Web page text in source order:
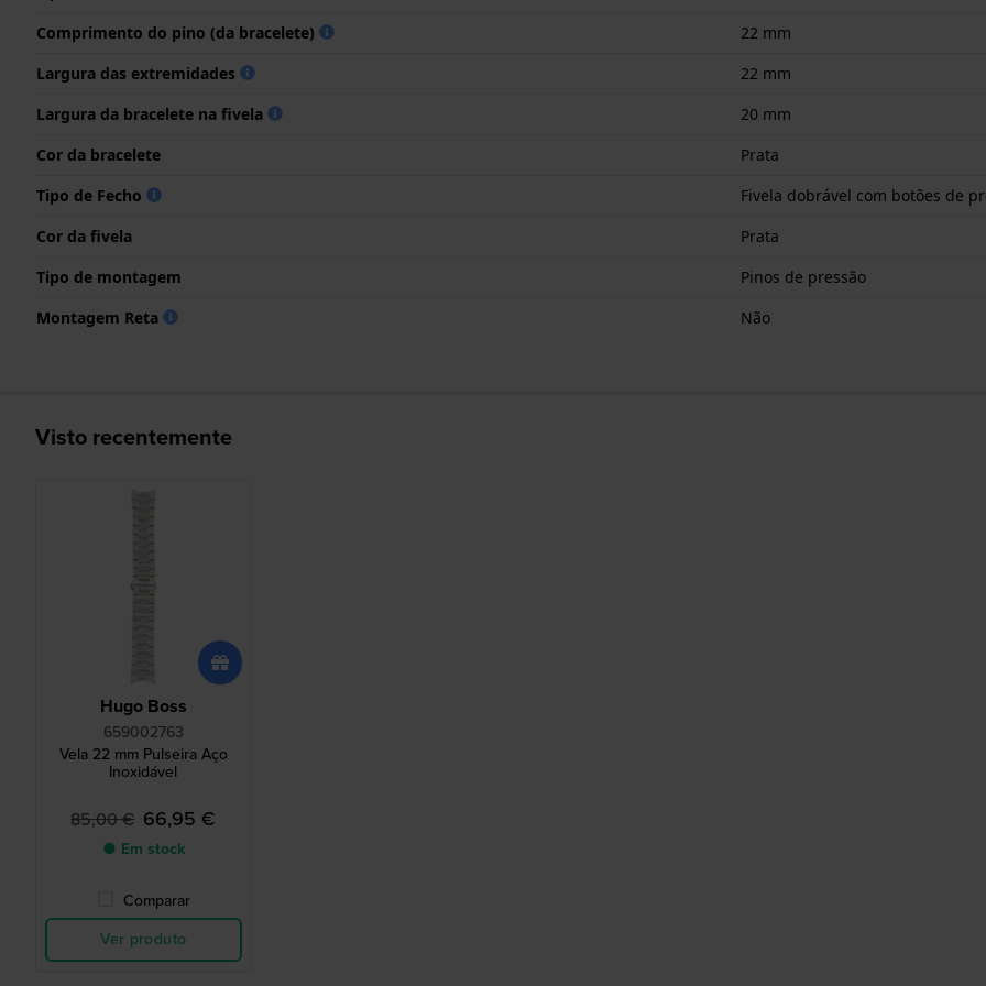
Comprimento do pino (da bracelete)
22 mm
Largura das extremidades
22 mm
Largura da bracelete na fivela
20 mm
Cor da bracelete
Prata
Tipo de Fecho
Fivela dobrável com botões de
Cor da fivela
Prata
Tipo de montagem
Pinos de pressão
Montagem Reta
Não
Visto recentemente
Hugo Boss
659002763
Vela 22 mm Pulseira Aço
Inoxidável
85,00 € 66,95 €
● Em stock
Comparar
Ver produto